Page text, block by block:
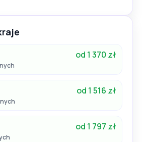
od 1 370 zł
od 1 516 zł
od 1 797 zł